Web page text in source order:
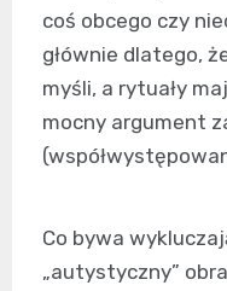
coś obcego czy
głównie dlatego,
myśli, a rytuały
mocny argument
Co bywa
„autystyczny”